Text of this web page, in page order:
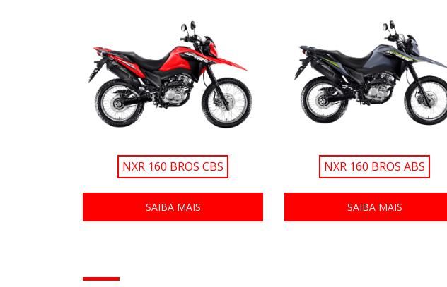
NXR 160 BROS CBS
SAIBA MAIS
NXR 160 BROS ABS
SAIBA MAIS